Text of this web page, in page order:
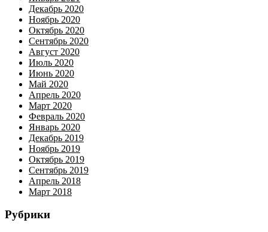
Декабрь 2020
Ноябрь 2020
Октябрь 2020
Сентябрь 2020
Август 2020
Июль 2020
Июнь 2020
Май 2020
Апрель 2020
Март 2020
Февраль 2020
Январь 2020
Декабрь 2019
Ноябрь 2019
Октябрь 2019
Сентябрь 2019
Апрель 2018
Март 2018
Рубрики